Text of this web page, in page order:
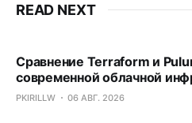
READ NEXT
Сравнение Terraform и
современной облачной
PKIRILLW 06 АВГ. 2026